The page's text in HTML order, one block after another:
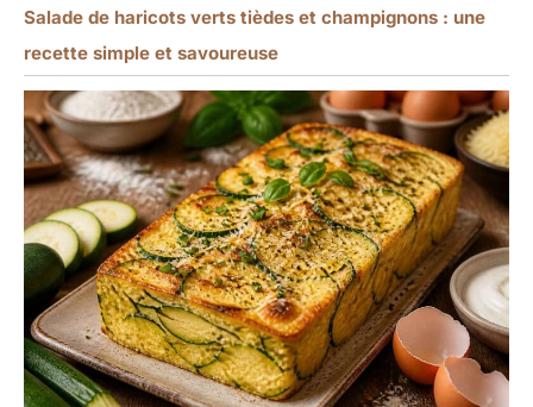
Salade de haricots verts tièdes et champignons : une
recette simple et savoureuse